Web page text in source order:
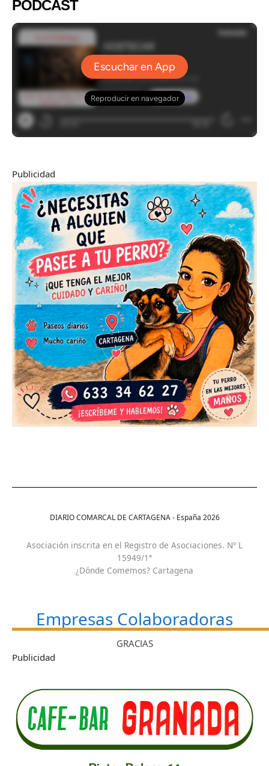
PODCAST
Publicidad
DIARIO COMARCAL DE CARTAGENA - España 2026
Asociación inscrita en el Registro de Asociaciones. Nº L
15949/1ª
¿Dónde Comemos? Cartagena
Empresas Colaboradoras
GRACIAS
Publicidad